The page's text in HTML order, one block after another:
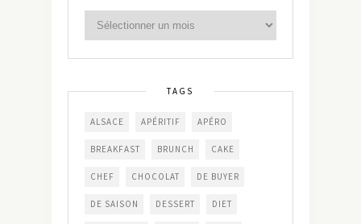
TAGS
ALSACE APÉRITIF APÉRO
BREAKFAST BRUNCH CAKE
CHEF CHOCOLAT DE BUYER
DE SAISON DESSERT DIET